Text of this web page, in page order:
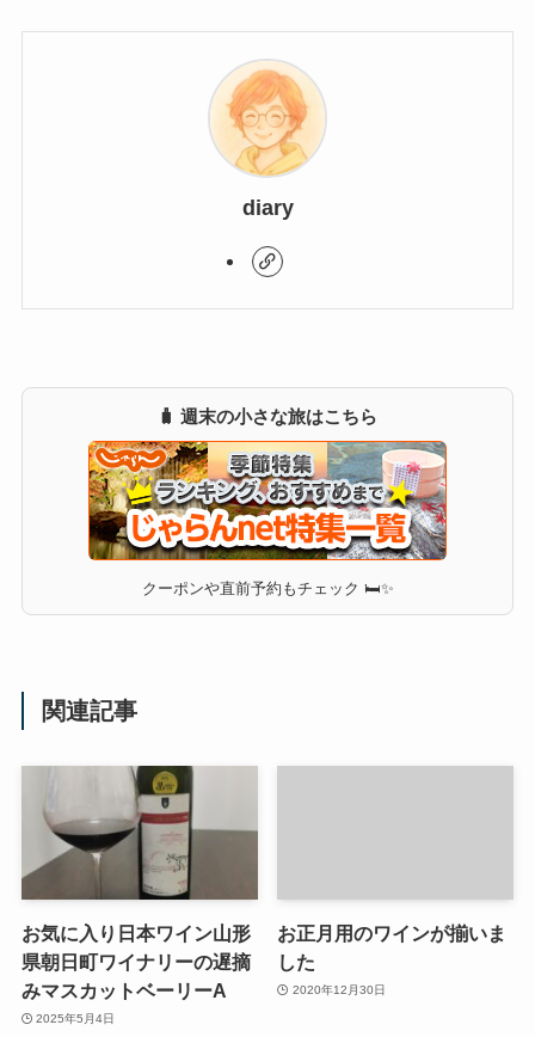
diary
🧳 週末の小さな旅はこちら
クーポンや直前予約もチェック 🛏✨
関連記事
お気に入り日本ワイン山形
県朝日町ワイナリーの遅摘
みマスカットベーリーA
2025年5月4日
お正月用のワインが揃いま
した
2020年12月30日